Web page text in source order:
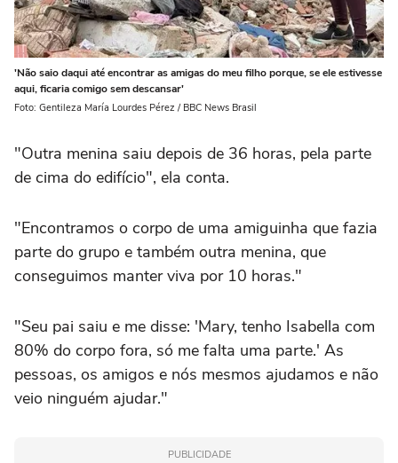
'Não saio daqui até encontrar as amigas do meu filho porque, se ele estivesse
aqui, ficaria comigo sem descansar'
Foto: Gentileza María Lourdes Pérez / BBC News Brasil
"Outra menina saiu depois de 36 horas, pela parte
de cima do edifício", ela conta.
"Encontramos o corpo de uma amiguinha que fazia
parte do grupo e também outra menina, que
conseguimos manter viva por 10 horas."
"Seu pai saiu e me disse: 'Mary, tenho Isabella com
80% do corpo fora, só me falta uma parte.' As
pessoas, os amigos e nós mesmos ajudamos e não
veio ninguém ajudar."
PUBLICIDADE